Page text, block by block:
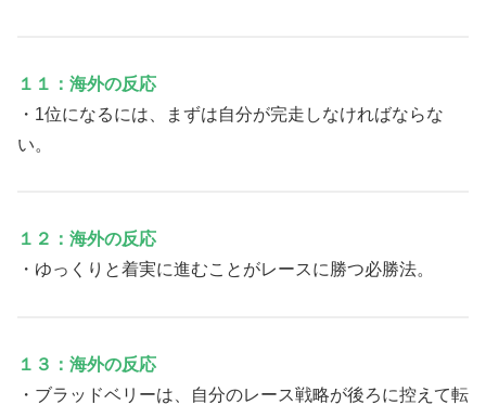
１１：海外の反応
・1位になるには、まずは自分が完走しなければならな
い。
１２：海外の反応
・ゆっくりと着実に進むことがレースに勝つ必勝法。
１３：海外の反応
・ブラッドベリーは、自分のレース戦略が後ろに控えて転